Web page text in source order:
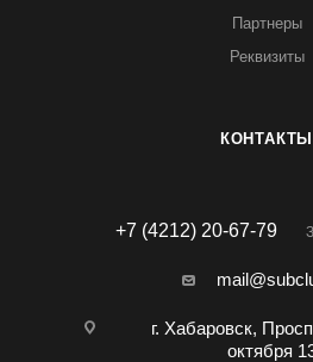
Партнеры
Реквизиты
КОНТАКТЫ
+7 (4212) 20-67-79
г. Хабаровск,
октября